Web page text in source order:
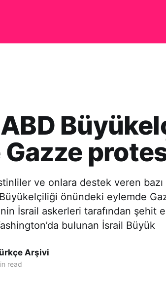
ve onlara destek veren
önündeki eylemde
İsrail askerleri tarafından şehit
bulunan İsrail Büyük
Arşivi
read